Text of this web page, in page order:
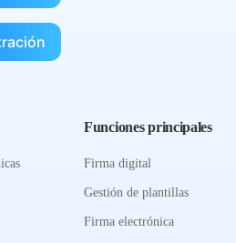
Funciones principales
Firma digital
Gestión de plantillas
Firma electrónica